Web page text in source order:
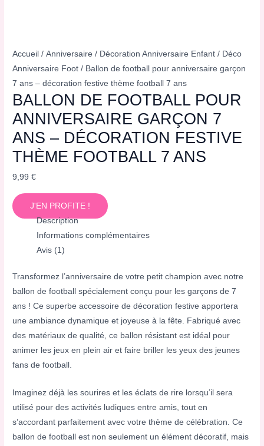
Accueil /Anniversaire / Décoration Anniversaire Enfant / Déco
Anniversaire Foot / Ballon de football pour anniversaire garçon
7 ans – décoration festive thème football 7 ans
BALLON DE FOOTBALL POUR
ANNIVERSAIRE GARÇON 7
ANS – DÉCORATION FESTIVE
THÈME FOOTBALL 7 ANS
9,99€
J'EN PROFITE !
Description
Informations complémentaires
Avis (1)
Transformez l’anniversaire de votre petit champion avec notre
ballon de football spécialement conçu pour les garçons de 7
ans ! Ce superbe accessoire de décoration festive apportera
une ambiance dynamique et joyeuse à la fête. Fabriqué avec
des matériaux de qualité, ce ballon résistant est idéal pour
animer les jeux en plein air et faire briller les yeux des jeunes
fans de football.
Imaginez déjà les sourires et les éclats de rire lorsqu’il sera
utilisé pour des activités ludiques entre amis, tout en
s’accordant parfaitement avec votre thème de célébration. Ce
ballon de football est non seulement un élément décoratif, mais